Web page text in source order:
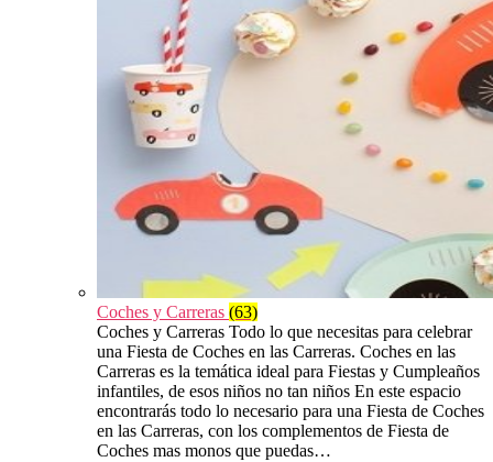
Coches y Carreras (63)
Coches y Carreras Todo lo que necesitas para celebrar
una Fiesta de Coches en las Carreras. Coches en las
Carreras es la temática ideal para Fiestas y Cumpleaños
infantiles, de esos niños no tan niños En este espacio
encontrarás todo lo necesario para una Fiesta de Coches
en las Carreras, con los complementos de Fiesta de
Coches mas monos que puedas…